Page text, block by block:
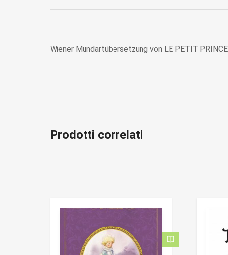
Wiener Mundartübersetzung von LE PETIT PRINCE
Prodotti correlati